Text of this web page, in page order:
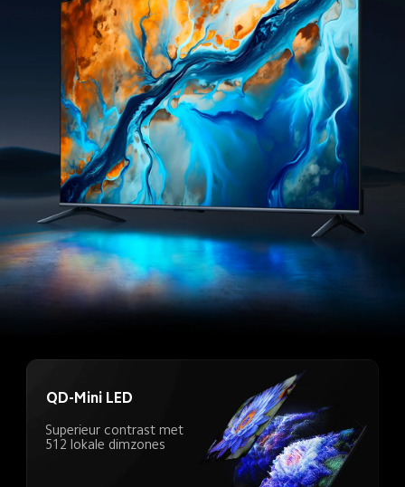
QD-Mini LED
Superieur contrast met
512 lokale dimzones